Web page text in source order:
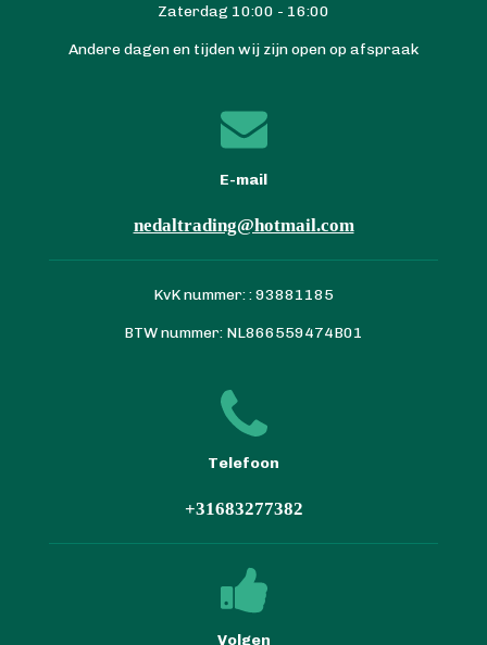
Zaterdag 10:00 - 16:00
Andere dagen en tijden wij zijn open op afspraak
E-mail
nedaltrading@hotmail.com
KvK nummer: : 93881185
BTW nummer: NL866559474B01
Telefoon
+31683277382
Volgen